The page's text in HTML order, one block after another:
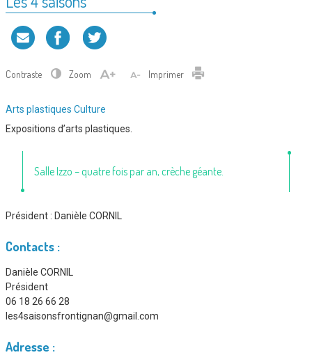
Contraste Zoom Imprimer
Type
d'association
Arts plastiques Culture
Expositions d’arts plastiques.
Salle Izzo – quatre fois par an, crèche géante.
Président : Danièle CORNIL
Contacts :
Danièle CORNIL
Président
06 18 26 66 28
les4saisonsfrontignan@gmail.com
Adresse :